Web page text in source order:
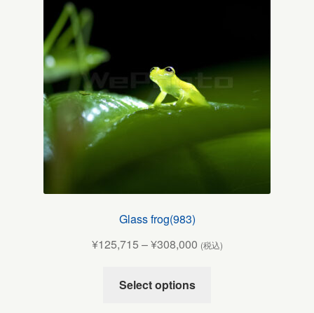
Glass frog(983)
¥125,715 –¥308,000 (税込)
Select options